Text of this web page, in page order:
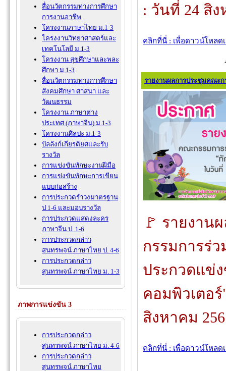
สื่อนวัตกรรมทางการศึกษา
การงานอาชีพ
โครงงานภาษาไทย ม.1-3
โครงงานวิทยาศาสตร์และ
เทคโนโลยี ม.1-3
โครงงาน สุขศึกษาและพละ
ศึกษา ม.1-3
สื่อนวัตกรรมทางการศึกษา
สังคมศึกษา ศาสนา และ
วัฒนธรรม
โครงงาน ภาษาต่าง
ประเทศ (ภาษาจีน) ม.1-3
โครงงานศิลปะ ม.1-3
บัลลังก์เกียรติยศและรับ
รางวัล
การแข่งขันทักษะงานฝีมือ
การแข่งขันทักษะการเขียน
แบบก่อสร้าง
การประกวดรำวงมาตรฐาน
ป 1-6 และมอบรางวัล
การประกวดแสดงละคร
ภาษาจีน ป. 1-6
การประกวดกล่าว
สุนทรพจน์ ภาษาไทย ป. 4-6
การประกวดกล่าว
สุนทรพจน์ ภาษาไทย ม. 1-3
ภาพการแข่งขัน 3
การประกวดกล่าว
สุนทรพจน์ ภาษาไทย ม. 4-6
การประกวดกล่าว
สุนทรพจน์ ภาษาไทย
: วันที่ 24 สิง
คลิกที่นี่ : เพื่อดาวน์โหลด
รายงานผลการประชุมคณะ
🚩 รายงาน
กรรมการร่
ประกวดแข่
คอมพิวเตอ
สิงหาคม
คลิกที่นี่ : เพื่อดาวน์โหลด